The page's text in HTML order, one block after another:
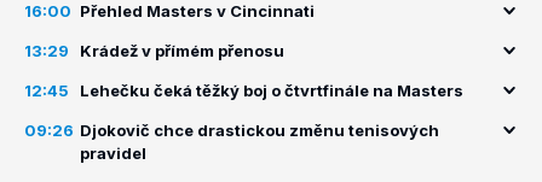
16:00 Přehled Masters v Cincinnati
13:29 Krádež v přímém přenosu
12:45 Lehečku čeká těžký boj o čtvrtfinále na Masters
09:26 Djokovič chce drastickou změnu tenisových
pravidel